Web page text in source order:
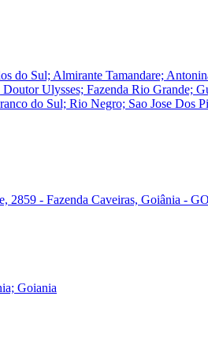
do Sul; Almirante Tamandare;
Ulysses; Fazenda Rio Grande;
do Sul; Rio Negro; Sao Jose Dos
2859 - Fazenda Caveiras, Goiânia - GO
Goiania